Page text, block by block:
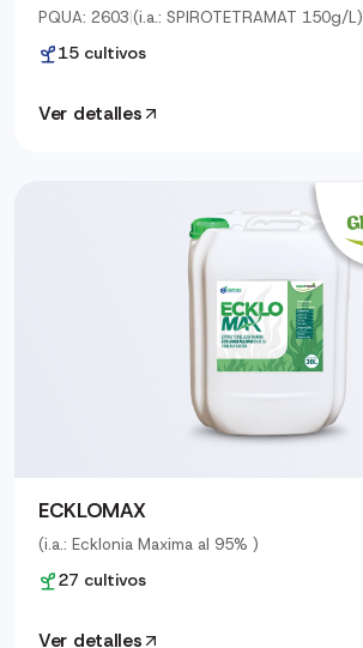
PQUA: 2603|(i.a.: SPIROTETRAMAT 150g/L)
15 cultivos
Ver detalles
ECKLOMAX
(i.a.: Ecklonia Maxima al 95% )
27 cultivos
Ver detalles